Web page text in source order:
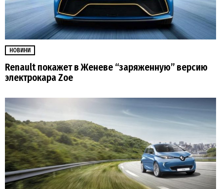
НОВИНИ
Renault покажет в Женеве “заряженную” версию
электрокара Zoe